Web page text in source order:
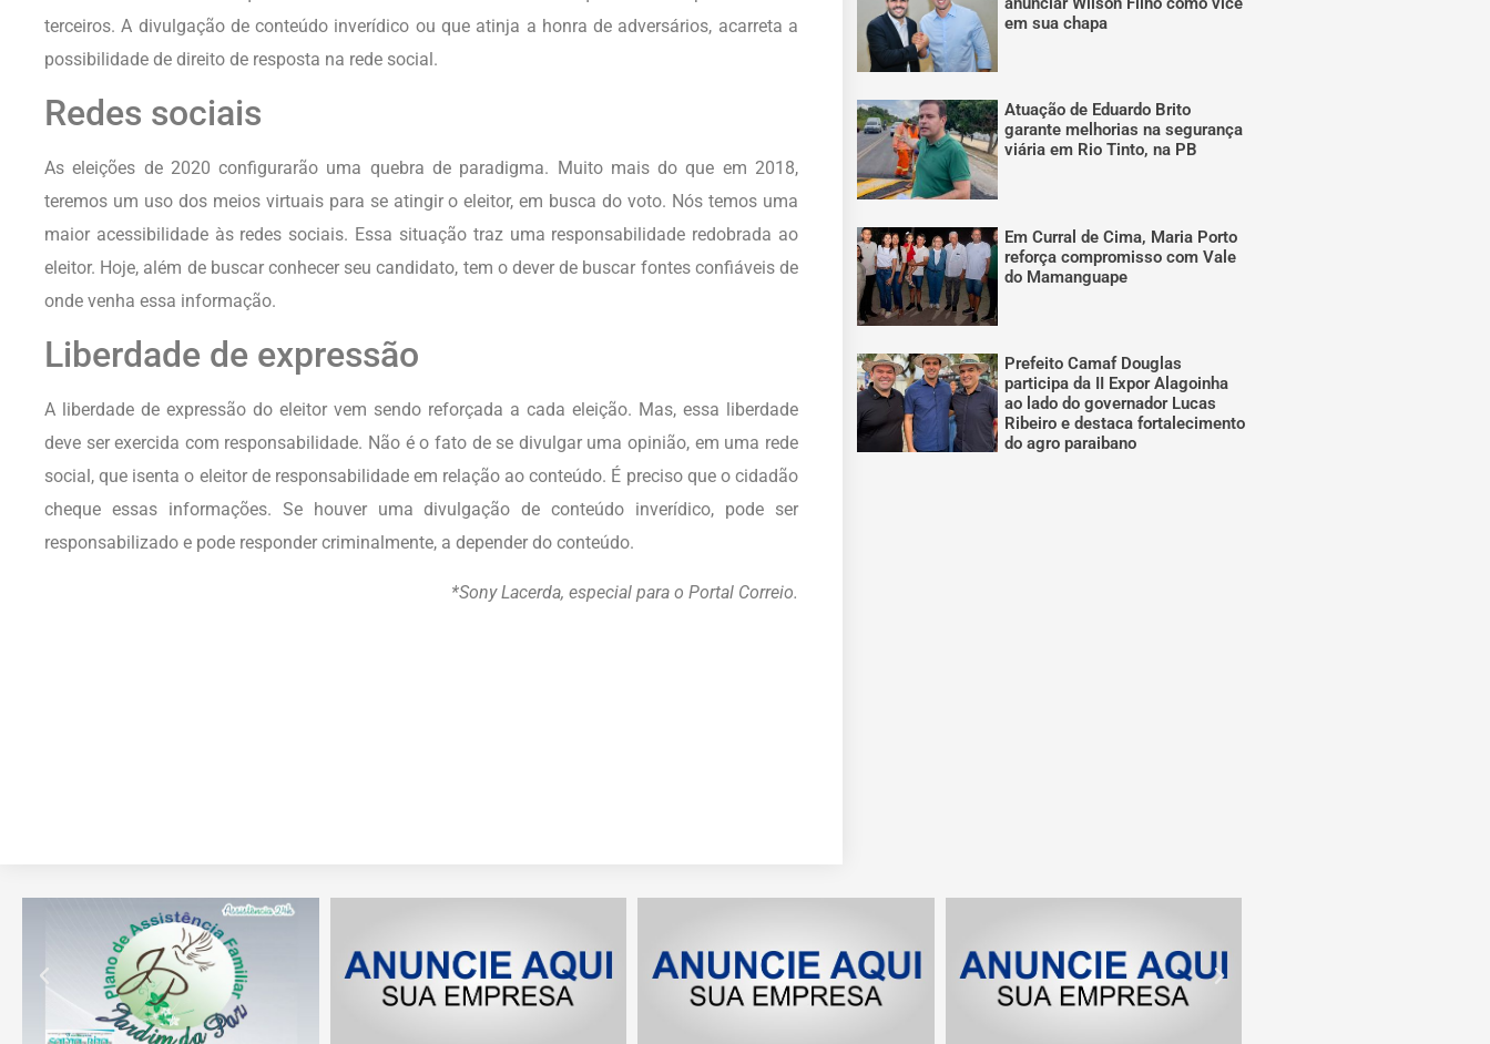
terceiros. A divulgação de conteúdo inverídico ou que atinja a honra de adversários, acarreta a
possibilidade de direito de resposta na rede social.
Redes sociais
As eleições de 2020 configurarão uma quebra de paradigma. Muito mais do que em 2018,
teremos um uso dos meios virtuais para se atingir o eleitor, em busca do voto. Nós temos uma
maior acessibilidade às redes sociais. Essa situação traz uma responsabilidade redobrada ao
eleitor. Hoje, além de buscar conhecer seu candidato, tem o dever de buscar fontes confiáveis de
onde venha essa informação.
Liberdade de expressão
A liberdade de expressão do eleitor vem sendo reforçada a cada eleição. Mas, essa liberdade
deve ser exercida com responsabilidade. Não é o fato de se divulgar uma opinião, em uma rede
social, que isenta o eleitor de responsabilidade em relação ao conteúdo. É preciso que o cidadão
cheque essas informações. Se houver uma divulgação de conteúdo inverídico, pode ser
responsabilizado e pode responder criminalmente, a depender do conteúdo.
*Sony Lacerda, especial para o Portal Correio.
em sua chapa
Atuação de Eduardo Brito
garante melhorias na segurança
viária em Rio Tinto, na PB
Em Curral de Cima, Maria Porto
reforça compromisso com Vale
do Mamanguape
Prefeito Camaf Douglas
participa da II Expor Alagoinha
ao lado do governador Lucas
Ribeiro e destaca fortalecimento
do agro paraibano